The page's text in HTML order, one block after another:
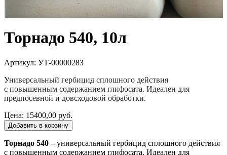
Торнадо 540, 10л
Артикул: УТ-00000283
Универсальный гербицид сплошного действия
с повышенным содержанием глифосата. Идеален для
предпосевной и довсходовой обработки.
Цена: 15400,00 руб.
Добавить в корзину
Торнадо 540 – универсальный гербицид сплошного действия
с повышенным содержанием глифосата. Идеален для